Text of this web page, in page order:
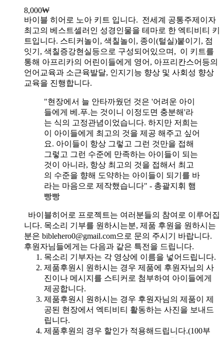
8,000₩
바이블 히어로 노아 키트 입니다. 전세계 공통주제이자
최고의 베스트셀러인 성경인물을 테마로 한 엑티비티 키
트입니다. 스티커놀이, 색칠놀이, 종이(털실)붙이기, 점
잇기, 색칠증강현실등으로 구성되어있으며, 이 키트를
통해 아프리카의 어린이들에게 영어, 아프리칸스어등의
언어교육과 소근육발달, 인지기능 향상 및 사회성 향상
교육을 진행합니다.
"현장에서 늘 안타까웠던 것은 '어려운 아이
들에게 베.푸.는 것이니 이정도면 충분해'라
는 식의 고정관념이었습니다. 하지만 저희는
이 아이들에게 최고의 것을 제공 해주고 싶어
요. 아이들이 항상 그렇고 그런 것만을 접해
그렇고 그런 수준에 만족하는 아이들이 되는
것이 아니라, 항상 최고의 것을 접해서 최고
의 수준을 향해 도약하는 아이들이 되기를 바
라는 마음으로 제작했습니다" - 총괄지휘 햄
빵빵
바이블히어로 프로젝트는 여러분들의 참여로 이루어집
니다. 목소리 기부를 원하시는분, 제품 후원을 원하시는
분은 biblehero0@gmail.com으로 문의 주시기 바랍니다.
후원자님들에게는 다음과 같은 특전을 드립니다.
목소리 기부자는 각 영상에 이름을 넣어드립니다.
제품후원시 원하시는 경우 제품에 후원자님의 사
진이나 메시지를 스티커로 첨부하여 아이들에게
제공합니다.
제품후원시 원하시는 경우 후원자님의 제품이 제
공된 현장에서 엑티비티 활동하는 사진을 보내드
립니다.
제품후원의 경우 할인가 적용해드립니다.(100부